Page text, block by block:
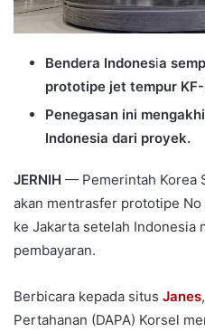
Bendera Indonesia
prototipe jet tempur KF-
Penegasan ini
Indonesia dari proyek.
JERNIH — Pemerintah Korea
akan mentrasfer prototipe No
ke Jakarta setelah Indonesia
pembayaran.
Berbicara kepada situs Janes
Pertahanan (DAPA) Korsel